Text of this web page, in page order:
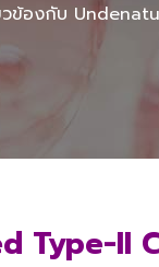
วข้องกับ
Type-II